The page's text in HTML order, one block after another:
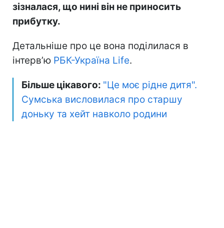
зізналася, що нині він не приносить
прибутку.
Детальніше про це вона поділилася в
інтерв’ю РБК-Україна Life.
Більше цікавого: "Це моє рідне дитя".
Сумська висловилася про старшу
доньку та хейт навколо родини